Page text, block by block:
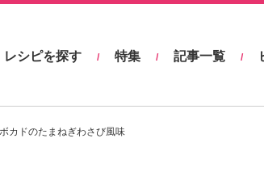
レシピを探す / 特集 / 記事一覧 /
カドのたまねぎわさび風味